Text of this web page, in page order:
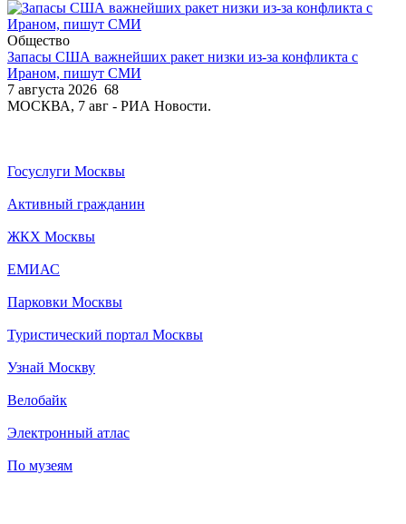
Общество
Запасы США важнейших ракет низки из-за конфликта с
Ираном, пишут СМИ
7 августа 2026 68
МОСКВА, 7 авг - РИА Новости.
Госуслуги Москвы
Активный гражданин
ЖКХ Москвы
ЕМИАС
Парковки Москвы
Туристический портал Москвы
Узнай Москву
Велобайк
Электронный атлас
По музеям